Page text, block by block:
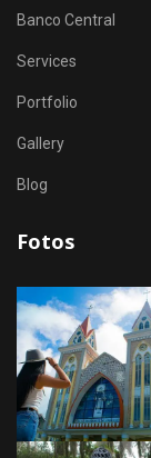
Banco Central
Services
Portfolio
Gallery
Blog
Fotos